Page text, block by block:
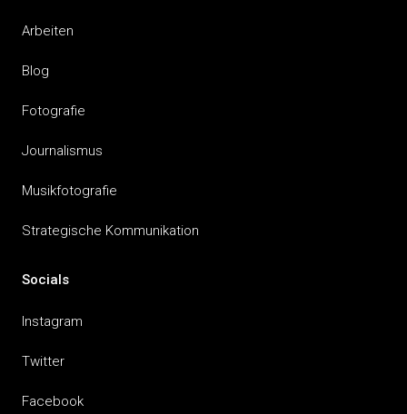
Arbeiten
Blog
Fotografie
Journalismus
Musikfotografie
Strategische Kommunikation
Socials
Instagram
Twitter
Facebook